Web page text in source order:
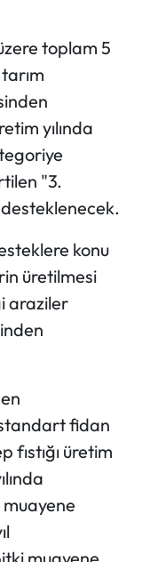
toplam 5
yılında
"3.
konu
üretilmesi
araziler
fidan
üretim